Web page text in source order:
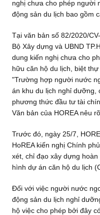
nghị chưa cho phép người
động sản du lịch bao gồm
Tại văn bản số 82/2020/
Bộ Xây dựng và UBND
dung kiến nghị chưa cho
hữu căn hộ du lịch, biệt
"Trường hợp người nước
án khu du lịch nghỉ dưỡng,
phương thức đầu tư tài
Văn bản của HOREA nêu rõ.
Trước đó, ngày 25/7,
HoREA kiến nghị Chính
xét, chỉ đạo xây dựng
hình dự án căn hộ du lịch
Đối với việc người nước
động sản du lịch nghỉ
hộ việc cho phép bởi đây